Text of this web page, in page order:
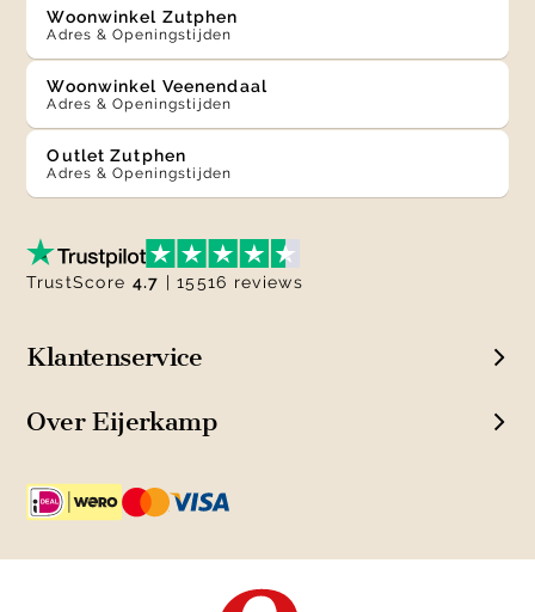
Woonwinkel Zutphen
Adres & Openingstijden
Woonwinkel Veenendaal
Adres & Openingstijden
Outlet Zutphen
Adres & Openingstijden
Klantenservice
Over Eijerkamp
TrustScore 4.7 | 15516 reviews